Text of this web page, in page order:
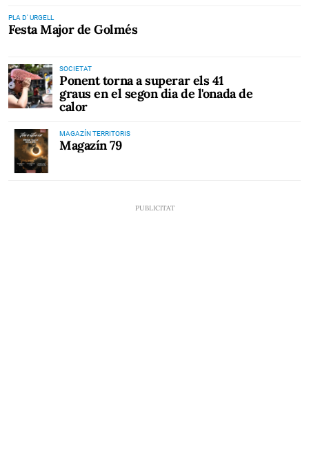
PLA D' URGELL
Festa Major de Golmés
SOCIETAT
Ponent torna a superar els 41
graus en el segon dia de l'onada de
calor
MAGAZÍN TERRITORIS
Magazín 79